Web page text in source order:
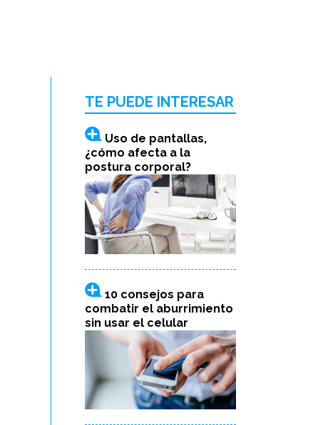
TE PUEDE INTERESAR
Uso de pantallas,
¿cómo afecta a la
postura corporal?
10 consejos para
combatir el aburrimiento
sin usar el celular